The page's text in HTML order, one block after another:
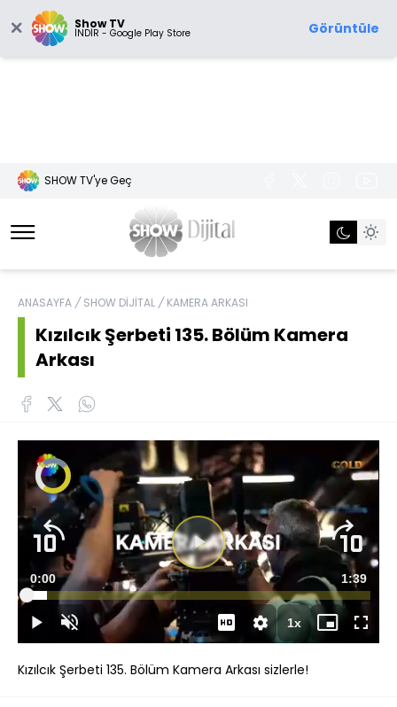
Show TV
İNDİR - Google Play Store Görüntüle
SHOW TV'ye Geç
ANASAYFA / SHOW DİJİTAL / KAMERA ARKASI
Kızılcık Şerbeti 135. Bölüm Kamera
Arkası
DuraklatSesi
Aç
Süre
0:00 Toplam
Süre
1:39
Yüklendi:
1xOynatma
Hızı
Mini
oynatıcı
Tam
Ekran
Kızılcık Şerbeti 135. Bölüm Kamera Arkası sizlerle!